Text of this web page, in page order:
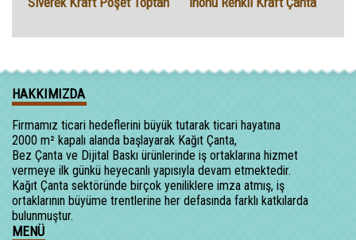
HAKKIMIZDA
Firmamız ticari hedeflerini büyük tutarak ticari hayatına
2000 m² kapalı alanda başlayarak Kağıt Çanta,
Bez Çanta ve Dijital Baskı ürünlerinde iş ortaklarına hizmet
vermeye ilk günkü heyecanlı yapısıyla devam etmektedir.
Kağıt Çanta sektöründe birçok yeniliklere imza atmış, iş
ortaklarının büyüme trentlerine her defasında farklı katkılarda
bulunmuştur.
MENÜ